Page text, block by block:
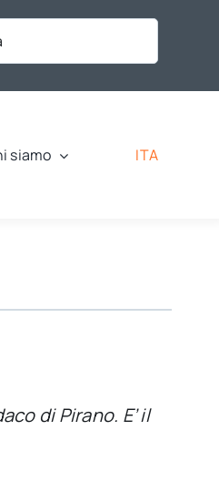
siamo ITA
di Pirano. E’ il